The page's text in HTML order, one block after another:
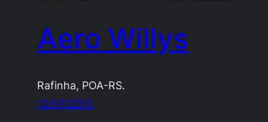
Aero Willys
Rafinha, POA-RS.
10/07/2010